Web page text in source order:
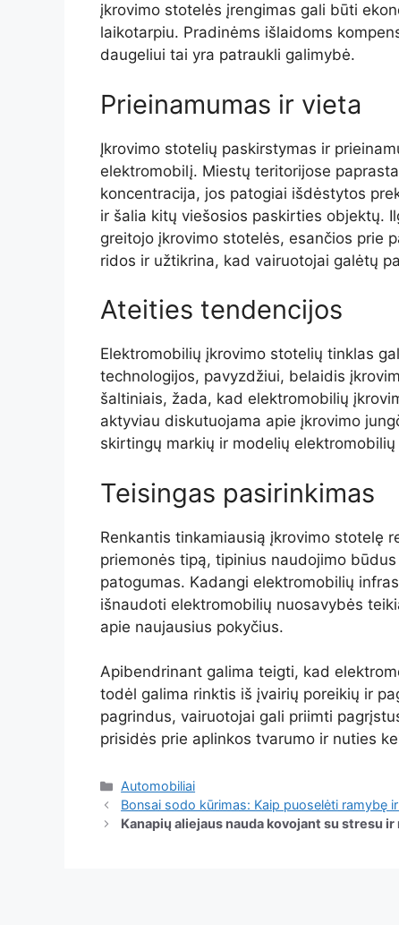
įkrovimo stotelės įrengimas gali būti
laikotarpiu. Pradinėms išlaidoms
daugeliui tai yra patraukli galimybė.
Prieinamumas ir vieta
Įkrovimo stotelių paskirstymas ir
elektromobilį. Miestų teritorijose
koncentracija, jos patogiai išdėstytos
ir šalia kitų viešosios paskirties objektų.
greitojo įkrovimo stotelės, esančios prie
ridos ir užtikrina, kad vairuotojai galėtų
Ateities tendencijos
Elektromobilių įkrovimo stotelių tinklas
technologijos, pavyzdžiui, belaidis
šaltiniais, žada, kad elektromobilių
aktyviau diskutuojama apie įkrovimo
skirtingų markių ir modelių
Teisingas pasirinkimas
Renkantis tinkamiausią įkrovimo stotelę
priemonės tipą, tipinius naudojimo
patogumas. Kadangi elektromobilių
išnaudoti elektromobilių nuosavybės
apie naujausius pokyčius.
Apibendrinant galima teigti, kad
todėl galima rinktis iš įvairių poreikių ir
pagrindus, vairuotojai gali priimti
prisidės prie aplinkos tvarumo ir nuties
Kategorijos
Automobiliai
Bonsai sodo kūrimas: Kaip puoselėti ramybę
Kanapių aliejaus nauda kovojant su stresu ir